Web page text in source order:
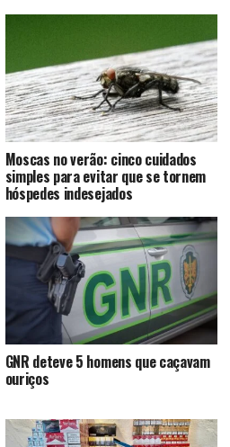
Moscas no verão: cinco cuidados
simples para evitar que se tornem
hóspedes indesejados
GNR deteve 5 homens que caçavam
ouriços